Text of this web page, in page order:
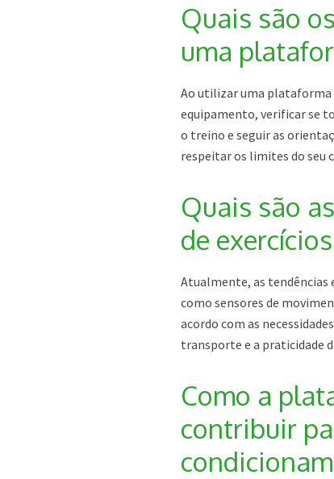
Quais são
uma
Ao utilizar uma plataforma
equipamento, verificar se
o treino e seguir as
respeitar os limites do seu
Quais são
de
Atualmente, as tendências
como sensores de
acordo com as
transporte e a praticidade
Como a
contribuir